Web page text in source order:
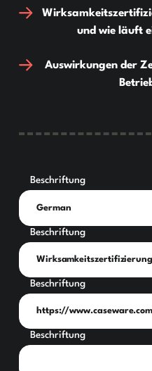
und wie läuft
Auswirkungen der
Beschriftung
Beschriftung
Beschriftung
Beschriftung